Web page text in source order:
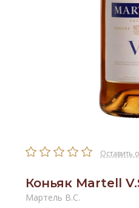
Оставить
Коньяк Martell
Мартель В.С.